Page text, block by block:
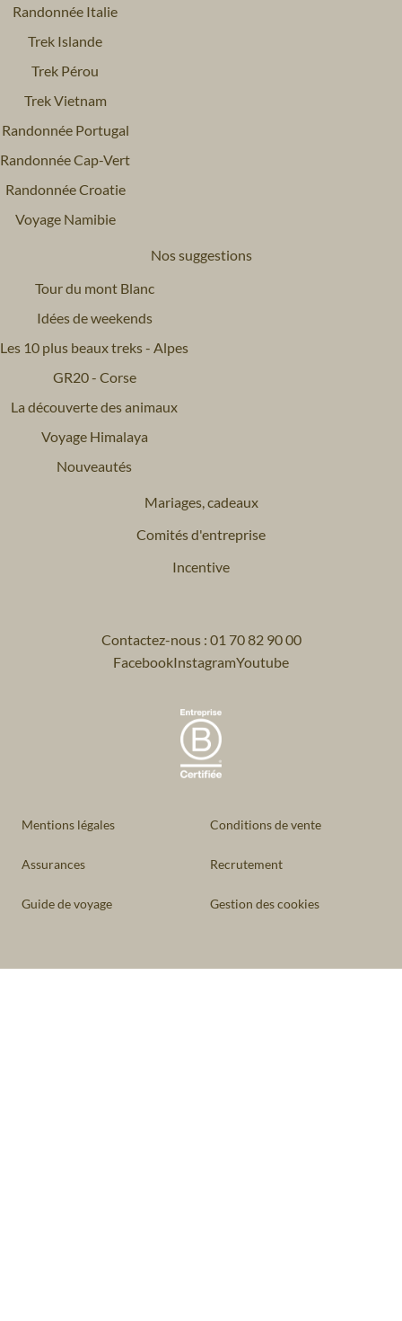
Randonnée Italie
Trek Islande
Trek Pérou
Trek Vietnam
Randonnée Portugal
Randonnée Cap-Vert
Randonnée Croatie
Voyage Namibie
Nos suggestions
Tour du mont Blanc
Idées de weekends
Les 10 plus beaux treks - Alpes
GR20 - Corse
La découverte des animaux
Voyage Himalaya
Nouveautés
Mariages, cadeaux
Comités d'entreprise
Incentive
Contactez-nous : 01 70 82 90 00
FacebookInstagramYoutube
Mentions légales Conditions de vente
Assurances Recrutement
Guide de voyage Gestion des cookies